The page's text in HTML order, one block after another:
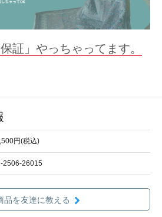
証」やっちゃってます。
円(税込)
2506-26015
品を友達に教える